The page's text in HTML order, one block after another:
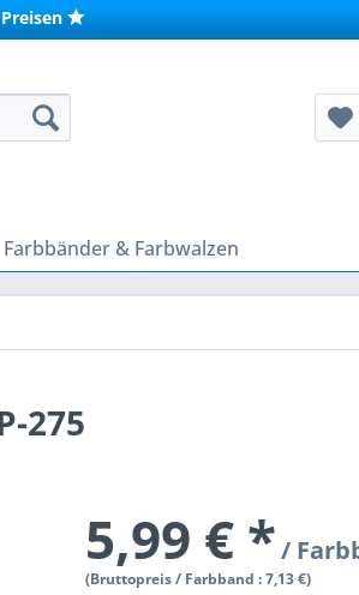
Farbbänder & Farbwalzen
275
5,99 € */
(Bruttopreis / Farbband : 7,13 €)